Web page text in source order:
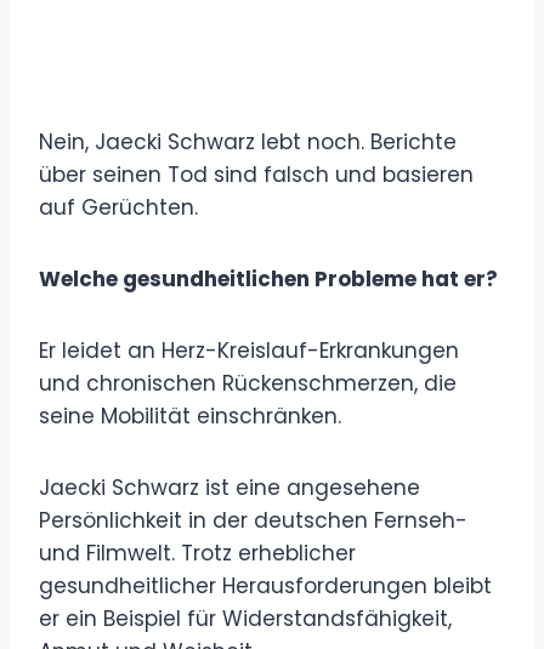
Nein, Jaecki Schwarz lebt noch. Berichte
über seinen Tod sind falsch und basieren
auf Gerüchten.
Welche gesundheitlichen Probleme hat er?
Er leidet an Herz-Kreislauf-Erkrankungen
und chronischen Rückenschmerzen, die
seine Mobilität einschränken.
Jaecki Schwarz ist eine angesehene
Persönlichkeit in der deutschen Fernseh-
und Filmwelt. Trotz erheblicher
gesundheitlicher Herausforderungen bleibt
er ein Beispiel für Widerstandsfähigkeit,